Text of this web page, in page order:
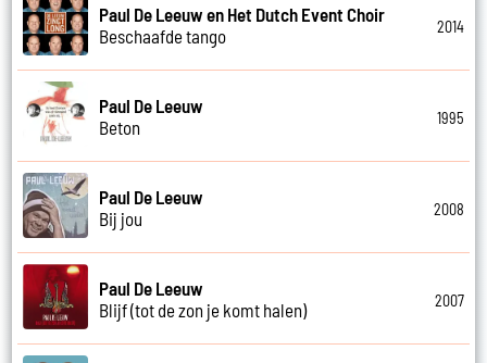
Paul De Leeuw en Het Dutch Event Choir
Beschaafde tango
2014
Paul De Leeuw
Beton
1995
Paul De Leeuw
Bij jou
2008
Paul De Leeuw
Blijf (tot de zon je komt halen)
2007